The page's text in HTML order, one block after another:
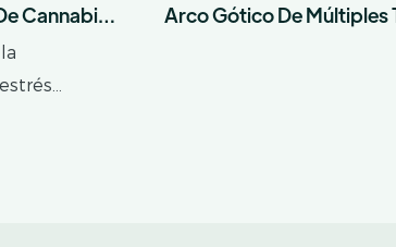
Cannabis
Arco Gótico De Múltiples